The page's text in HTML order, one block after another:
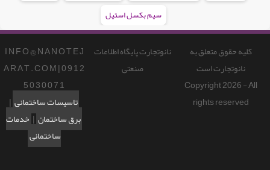
سیم بکسل استیل
I N F O @ N A N O T E J
A R A T . C O M | 0 9 1 2
5 0 3 0 0 7 1
تاسیسات ساختمانی |
برق ساختمان|خدمات
ساختمانی
نانوتجارت پایگاه اطلاعات
صنعتی
کلیه حقوق متعلق به
نانوتجارت است
Copyright 2026 - All
rights reserved